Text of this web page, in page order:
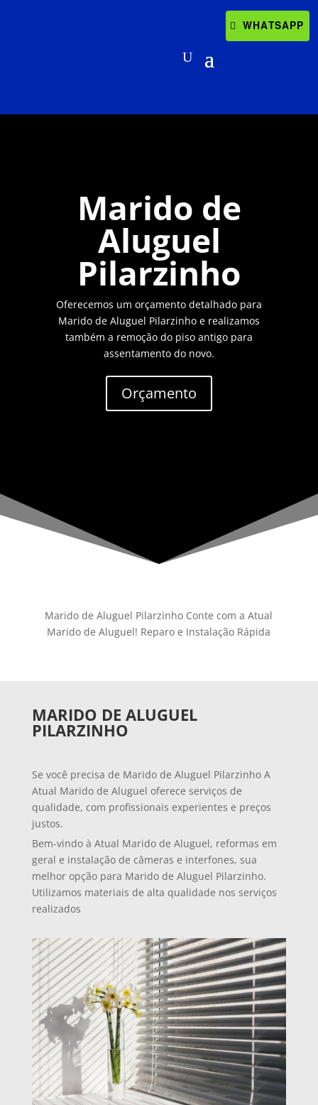
WHATSAPP
Marido de
Aluguel
Pilarzinho
Oferecemos um orçamento detalhado para
Marido de Aluguel Pilarzinho e realizamos
também a remoção do piso antigo para
assentamento do novo.
Orçamento
Marido de Aluguel Pilarzinho Conte com a Atual
Marido de Aluguel! Reparo e Instalação Rápida
MARIDO DE ALUGUEL
PILARZINHO
Se você precisa de Marido de Aluguel Pilarzinho A
Atual Marido de Aluguel oferece serviços de
qualidade, com profissionais experientes e preços
justos.
Bem-vindo à Atual Marido de Aluguel, reformas em
geral e instalação de câmeras e interfones, sua
melhor opção para Marido de Aluguel Pilarzinho.
Utilizamos materiais de alta qualidade nos serviços
realizados